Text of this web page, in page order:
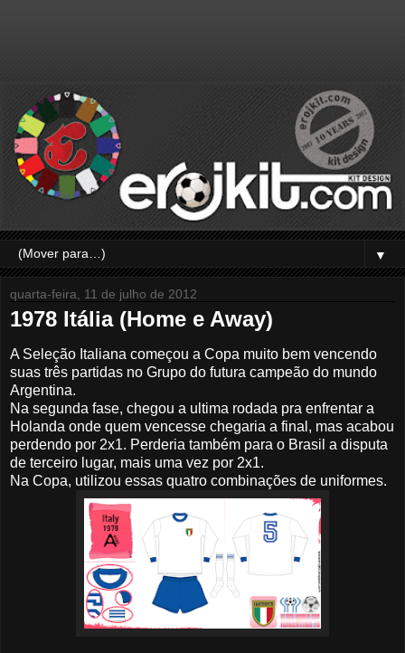
▼
quarta-feira, 11 de julho de 2012
1978 Itália (Home e Away)
A Seleção Italiana começou a Copa muito bem vencendo
suas três partidas no Grupo do futura campeão do mundo
Argentina.
Na segunda fase, chegou a ultima rodada pra enfrentar a
Holanda onde quem vencesse chegaria a final, mas acabou
perdendo por 2x1. Perderia também para o Brasil a disputa
de terceiro lugar, mais uma vez por 2x1.
Na Copa, utilizou essas quatro combinações de uniformes.